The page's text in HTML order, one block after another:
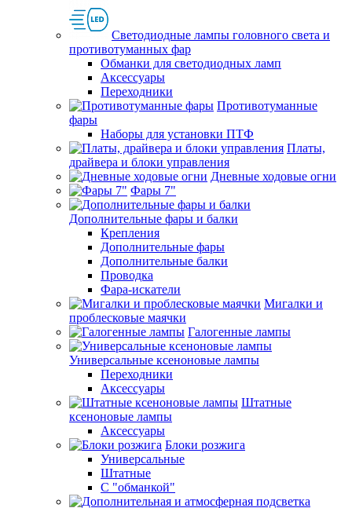
Светодиодные лампы головного света и
противотуманных фар
Обманки для светодиодных ламп
Аксессуары
Переходники
Противотуманные
фары
Наборы для установки ПТФ
Платы,
драйвера и блоки управления
Дневные ходовые огни
Фары 7"
Дополнительные фары и балки
Крепления
Дополнительные фары
Дополнительные балки
Проводка
Фара-искатели
Мигалки и
проблесковые маячки
Галогенные лампы
Универсальные ксеноновые лампы
Переходники
Аксессуары
Штатные
ксеноновые лампы
Аксессуары
Блоки розжига
Универсальные
Штатные
С "обманкой"